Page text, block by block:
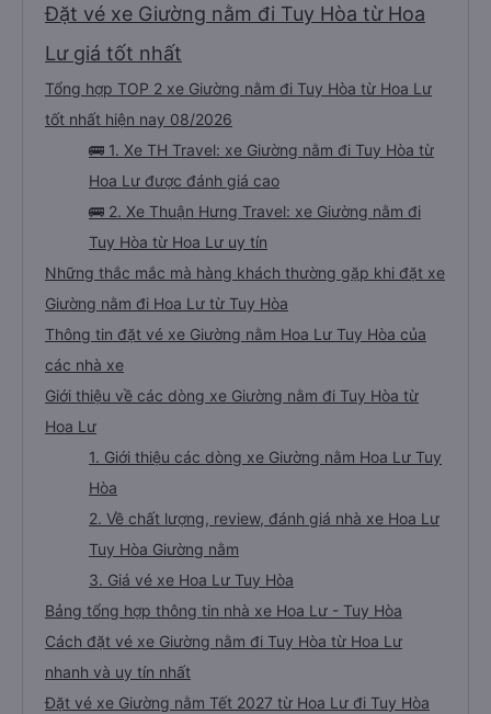
Đặt vé xe Giường nằm đi Tuy Hòa từ Hoa
Lư giá tốt nhất
Tổng hợp TOP 2 xe Giường nằm đi Tuy Hòa từ Hoa Lư
tốt nhất hiện nay 08/2026
🚌 1. Xe TH Travel: xe Giường nằm đi Tuy Hòa từ
Hoa Lư được đánh giá cao
🚌 2. Xe Thuận Hưng Travel: xe Giường nằm đi
Tuy Hòa từ Hoa Lư uy tín
Những thắc mắc mà hàng khách thường gặp khi đặt xe
Giường nằm đi Hoa Lư từ Tuy Hòa
Thông tin đặt vé xe Giường nằm Hoa Lư Tuy Hòa của
các nhà xe
Giới thiệu về các dòng xe Giường nằm đi Tuy Hòa từ
Hoa Lư
1. Giới thiệu các dòng xe Giường nằm Hoa Lư Tuy
Hòa
2. Về chất lượng, review, đánh giá nhà xe Hoa Lư
Tuy Hòa Giường nằm
3. Giá vé xe Hoa Lư Tuy Hòa
Bảng tổng hợp thông tin nhà xe Hoa Lư - Tuy Hòa
Cách đặt vé xe Giường nằm đi Tuy Hòa từ Hoa Lư
nhanh và uy tín nhất
Đặt vé xe Giường nằm Tết 2027 từ Hoa Lư đi Tuy Hòa